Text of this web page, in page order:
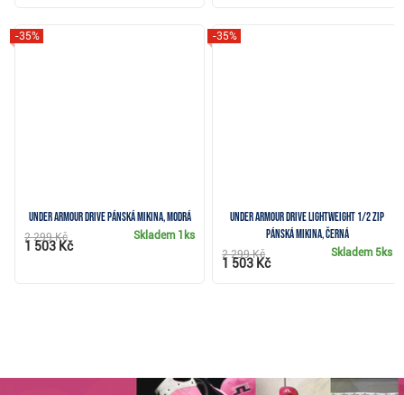
Under Armour Drive pánská mikina, modrá
-35%
Skladem 1ks
2 299 Kč
1 503 Kč
Under Armour Drive Lightweight 1/2 Zip
pánská mikina, černá
-35%
Skladem 5ks
2 299 Kč
1 503 Kč